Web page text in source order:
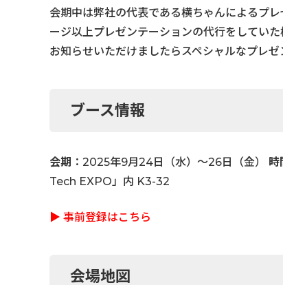
会期中は弊社の代表である横ちゃんによるプ
ージ以上プレゼンテーションの代行をしてい
お知らせいただけましたらスペシャルなプレゼ
ブース情報
会期 ：2025年9月24日（水）〜26日（金） 時
Tech EXPO」内 K3-32
▶ 事前登録はこちら
会場地図